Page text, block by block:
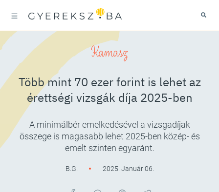
Kamasz
Több mint 70 ezer forint is lehet az
érettségi vizsgák díja 2025-ben
A minimálbér emelkedésével a vizsgadíjak
összege is magasabb lehet 2025-ben közép- és
emelt szinten egyaránt.
B.G. 2025. Január 06.